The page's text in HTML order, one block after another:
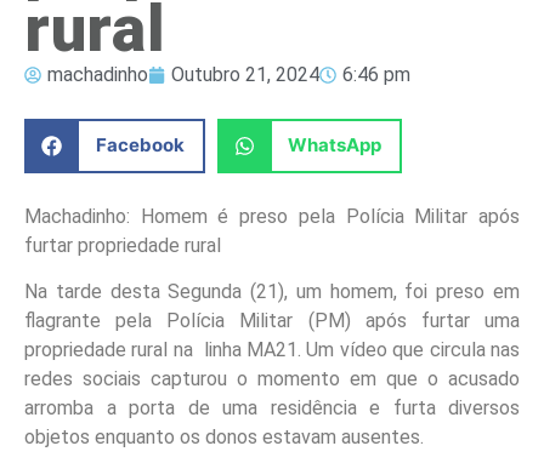
rural
machadinho Outubro 21, 2024 6:46 pm
Facebook WhatsApp
Machadinho: Homem é preso pela Polícia Militar após
furtar propriedade rural
Na tarde desta Segunda (21), um homem, foi preso em
flagrante pela Polícia Militar (PM) após furtar uma
propriedade rural na linha MA21. Um vídeo que circula nas
redes sociais capturou o momento em que o acusado
arromba a porta de uma residência e furta diversos
objetos enquanto os donos estavam ausentes.